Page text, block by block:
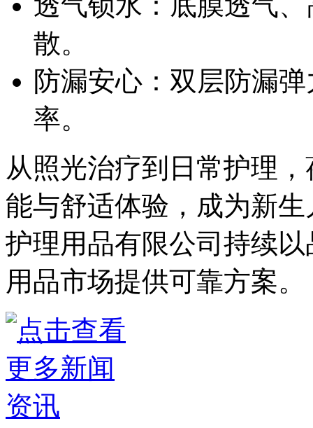
散。
防漏安心：双层防漏
率。
从照光治疗到日常护理
能与舒适体验，成为新
护理用品有限公司持续
用品市场提供可靠方案。